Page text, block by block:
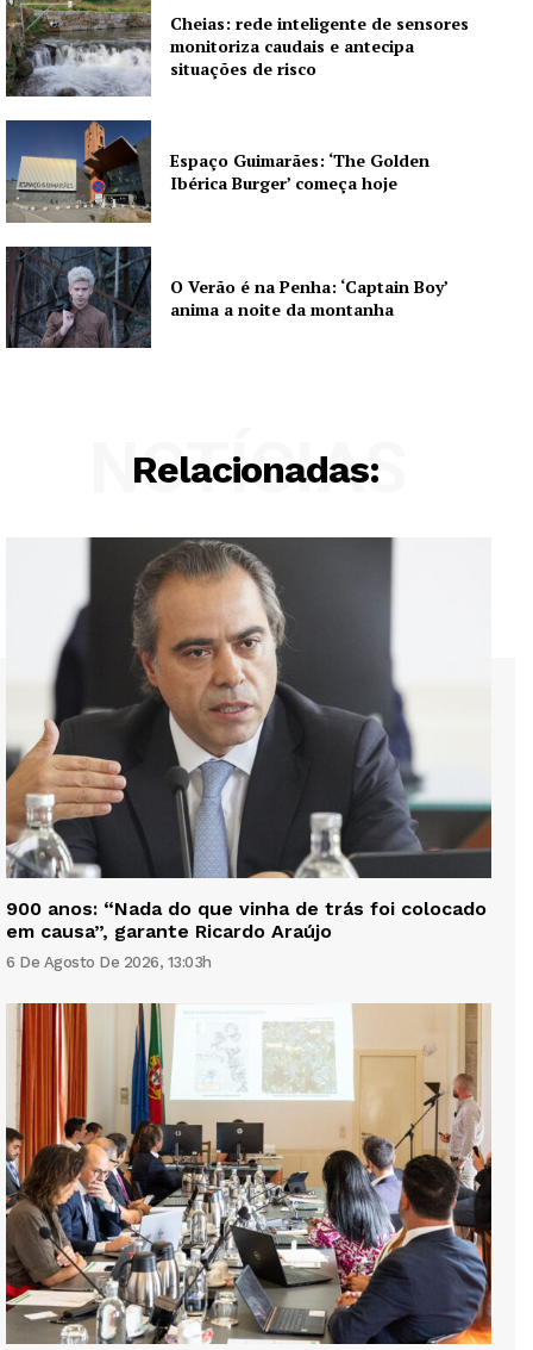
Cheias: rede inteligente de sensores
monitoriza caudais e antecipa
situações de risco
Espaço Guimarães: ‘The Golden
Ibérica Burger’ começa hoje
O Verão é na Penha: ‘Captain Boy’
anima a noite da montanha
Relacionadas:
NOTÍCIAS
900 anos: “Nada do que vinha de trás foi colocado
em causa”, garante Ricardo Araújo
6 De Agosto De 2026, 13:03h